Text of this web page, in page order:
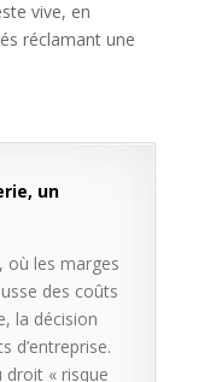
vive, en
réclamant une
un
où les marges
des coûts
la décision
d’entreprise.
droit « risque